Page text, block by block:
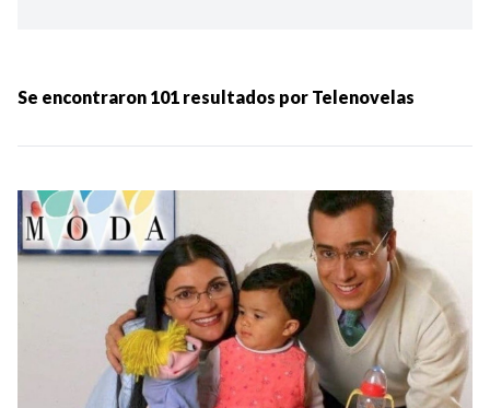
MÁS RECIENTES
MENOS RECIENTES
Periodo:
Se encontraron 101 resultados por Telenovelas